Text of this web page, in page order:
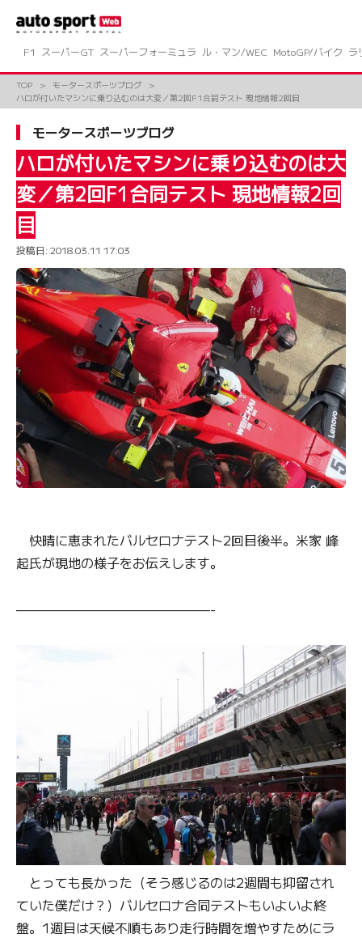
ツ
キ
F1 スーパーGT スーパーフォーミュラ ル・マン/WEC MotoGP/バイク ラ
TOP
モータースポーツブログ
ハロが付いたマシンに乗り込むのは大変／第2回F1合同テスト 現地情報2回目
モータースポーツブログ
ハロが付いたマシンに乗り込むのは大
変／第2回F1合同テスト 現地情報2回
目
投稿日: 2018.03.11 17:03
快晴に恵まれたバルセロナテスト2回目後半。米家 峰
起氏が現地の様子をお伝えします。
———————————————-
とっても長かった（そう感じるのは2週間も抑留され
ていた僕だけ？）バルセロナ合同テストもいよいよ終
盤。1週目は天候不順もあり走行時間を増やすためにラ